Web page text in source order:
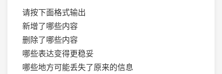
请按下面格式输出
新增了哪些内容
删除了哪些内容
哪些表达变得更稳妥
哪些地方可能丢失了原来的信息